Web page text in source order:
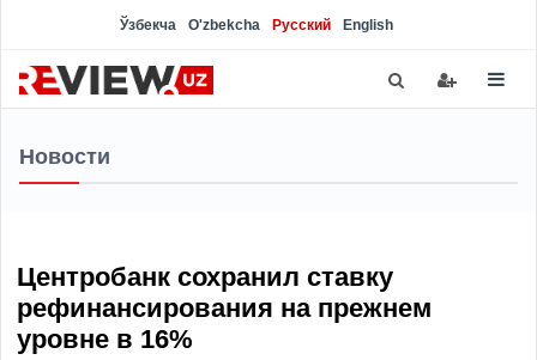
Ўзбекча O'zbekcha Русский English
Новости
Центробанк сохранил ставку
рефинансирования на прежнем
уровне в 16%